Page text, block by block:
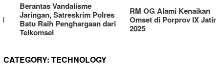
Berantas Vandalisme
Jaringan, Satreskrim Polres
Batu Raih Penghargaan dari
Telkomsel
RM OG Alami Kenaikan
Omset di Porprov IX Jatim
2025
CATEGORY: TECHNOLOGY